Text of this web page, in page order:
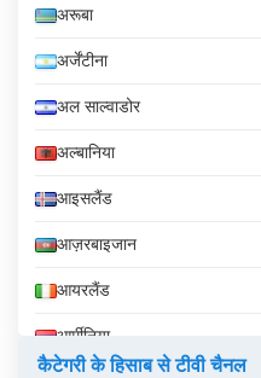
अरूबा
अर्जेंटीना
अल साल्वाडोर
अल्बानिया
आइसलैंड
आज़रबाइजान
आयरलैंड
आर्मीनिया
कैटेगरी के हिसाब से टीवी चैनल